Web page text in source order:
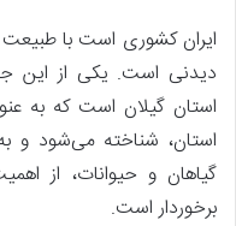
ایران کشوری است با طبیعت
دیدنی است. یکی از این
استان گیلان است که به
استان، شناخته می‌شود و
گیاهان و حیوانات، از
برخوردار است.